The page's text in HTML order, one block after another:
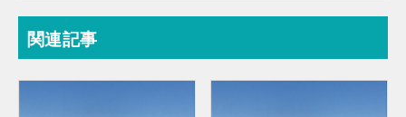
関連記事